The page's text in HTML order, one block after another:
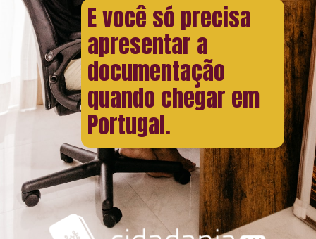
E você só precisa
apresentar a
documentação
quando chegar em
Portugal.